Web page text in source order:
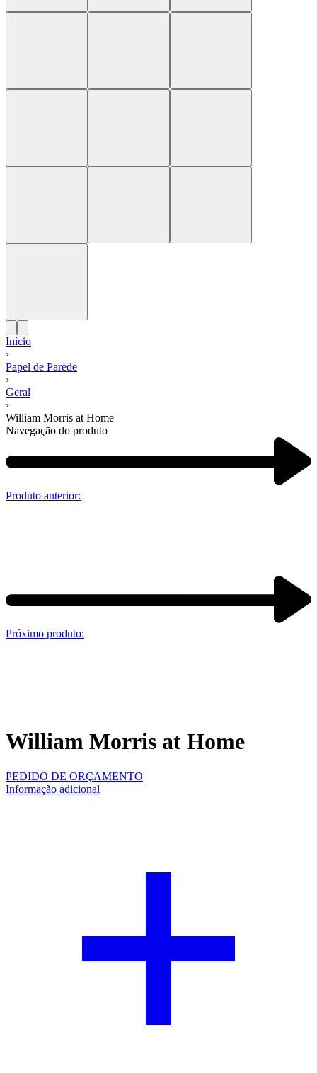
Início
›
Papel de Parede
›
Geral
›
William Morris at Home
Navegação do produto
Produto anterior:
Próximo produto:
William Morris at Home
PEDIDO DE ORÇAMENTO
Informação adicional